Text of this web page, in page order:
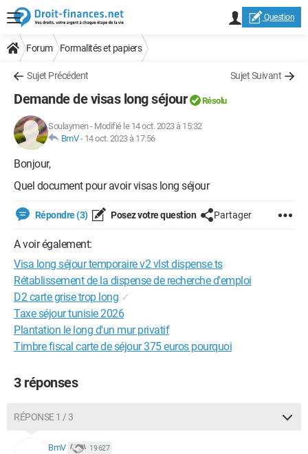
Question
Forum Formalités et papiers
Sujet Précédent Sujet Suivant
Demande de visas long séjour Résolu
Soulaymen- Modifié le 14 oct. 2023 à 15:32
BmV- 14 oct. 2023 à 17:56
Bonjour,
Quel document pour avoir visas long séjour
Répondre (3) Posez votre question Partager
A voir également:
Visa long séjour temporaire v2 vlst dispense ts
Rétablissement de la dispense de recherche d'emploi
D2 carte grise trop long ✓
Taxe séjour tunisie 2026
Plantation le long d'un mur privatif
Timbre fiscal carte de séjour 375 euros pourquoi
3 réponses
RÉPONSE 1 / 3
BmV 19 627